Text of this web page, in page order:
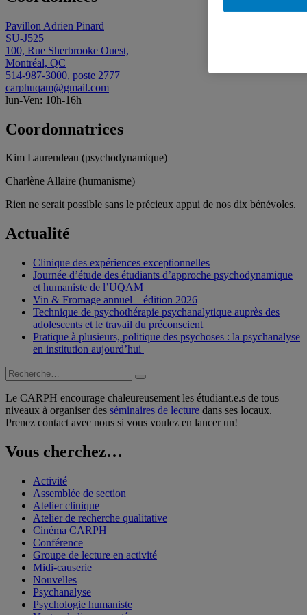
Pavillon Adrien Pinard
SU-J525
100, Rue Sherbrooke Ouest,
Montréal, QC
514-987-3000, poste 2777
carphuqam@gmail.com
lun-Ven: 10h-16h
Coordonnatrices
Kim Laurendeau (psychodynamique)
Charlène Allaire (humanisme)
Rien ne serait possible sans le précieux appui de nos dix bénévoles.
Actualité
Clinique des expériences exceptionnelles
Journée d’étude des étudiants d’approche psychodynamique
et humaniste de l’UQAM
Vin & Fromage annuel – édition 2026
Technique de psychothérapie psychanalytique auprès des
adolescents et le travail du préconscient
Pratique à plusieurs, politique des psychoses : la psychanalyse
en institution aujourd’hui
Recherche
pour :
Recherche
Le CARPH encourage chaleureusement les étudiant.e.s de tous
niveaux à organiser des séminaires de lecture dans ses locaux.
Prenez contact avec nous si vous voulez en lancer un!
Vous cherchez…
Activité
Assemblée de section
Atelier clinique
Atelier de recherche qualitative
Cinéma CARPH
Conférence
Groupe de lecture en activité
Midi-causerie
Nouvelles
Psychanalyse
Psychologie humaniste